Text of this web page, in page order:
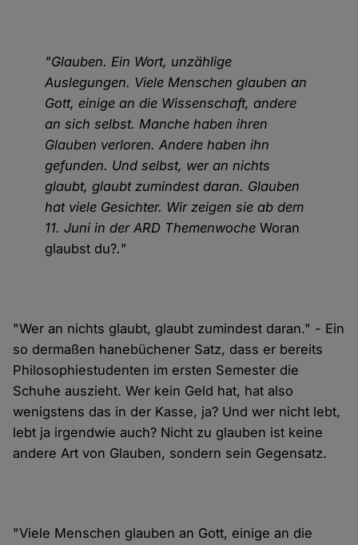
"Glauben. Ein Wort, unzählige
Auslegungen. Viele Menschen glauben an
Gott, einige an die Wissenschaft, andere
an sich selbst. Manche haben ihren
Glauben verloren. Andere haben ihn
gefunden. Und selbst, wer an nichts
glaubt, glaubt zumindest daran. Glauben
hat viele Gesichter. Wir zeigen sie ab dem
11. Juni in der ARD ThemenwocheWoran
glaubst du?."
"Wer an nichts glaubt, glaubt zumindest daran." - Ein
so dermaßen hanebüchener Satz, dass er bereits
Philosophiestudenten im ersten Semester die
Schuhe auszieht. Wer kein Geld hat, hat also
wenigstens das in der Kasse, ja? Und wer nicht lebt,
lebt ja irgendwie auch? Nicht zu glauben ist keine
andere Art von Glauben, sondern sein Gegensatz.
"Viele Menschen glauben an Gott, einige an die